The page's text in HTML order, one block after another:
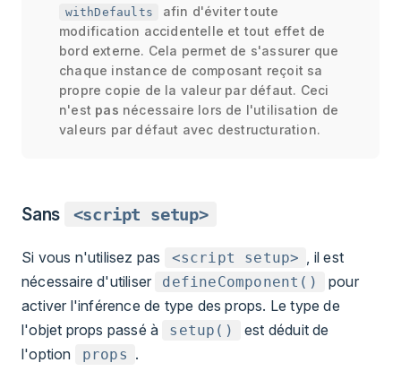
withDefaults
afin d'éviter toute
modification accidentelle et tout effet de
bord externe. Cela permet de s'assurer que
chaque instance de composant reçoit sa
propre copie de la valeur par défaut. Ceci
n'est pas nécessaire lors de l'utilisation de
valeurs par défaut avec destructuration.
Sans <script setup>
Si vous n'utilisez pas <script setup>
, il est
nécessaire d'utiliser
defineComponent()
pour
activer l'inférence de type des props. Le type de
l'objet props passé à
setup()
est déduit de
l'option
props .